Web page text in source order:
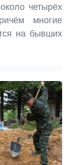
четырёх
многие
на бывших